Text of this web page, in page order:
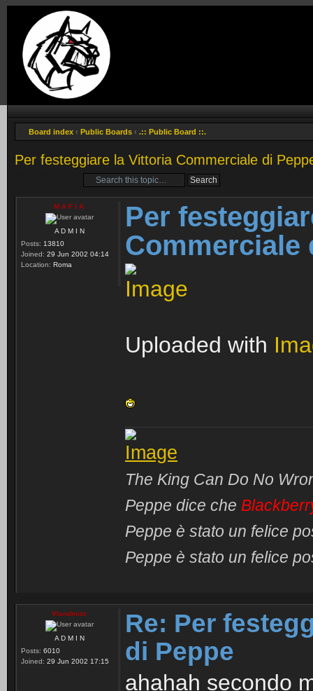
Board index ‹ Public Boards ‹ .:: Public Board ::.
Per festeggiare la Vittoria Commerciale di
M A F I A
A D M I N
Posts: 13810
Joined: 29 Jun 2002 04:14
Location: Roma
Per
Commerciale
Uploaded with
The King Can Do No
Peppe dice che
Peppe è stato un felice
Peppe è stato un felice
Vlandmist
A D M I N
Posts: 6010
Joined: 29 Jun 2002 17:15
Re: Per
di Peppe
ahahah secondo